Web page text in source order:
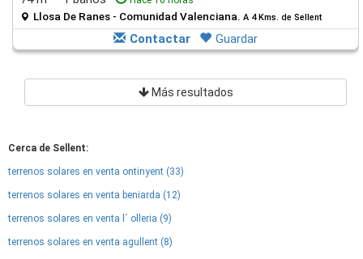
Llosa De Ranes - Comunidad Valenciana. A 4 Kms. de Sellent
Contactar Guardar
Más resultados
Cerca de Sellent:
terrenos solares en venta ontinyent (33)
terrenos solares en venta beniarda (12)
terrenos solares en venta l´ olleria (9)
terrenos solares en venta agullent (8)